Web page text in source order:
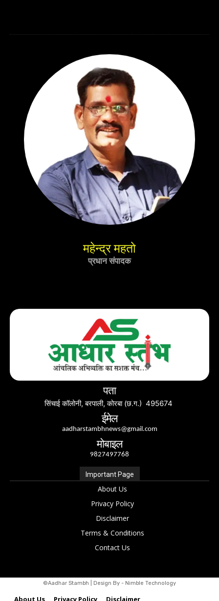
महेन्द्र महतो
प्रधान संपादक
पता
सिंचाई कॉलोनी, बरपाली, कोरबा (छ.ग.) 495674
ईमेल
aadharstambhnews@gmail.com
मोबाइल
9827497768
Important Page
About Us
Privacy Policy
Disclaimer
Terms & Conditions
Contact Us
©Aadhar Stambh | Design By - Nimble Technology
About Us Privacy Policy Disclaimer